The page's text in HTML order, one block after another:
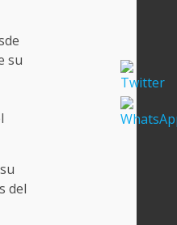
su
del